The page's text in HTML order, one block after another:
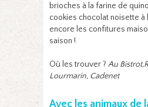
brioches à la farine de
cookies chocolat noisette à
encore les confitures
saison !
Où les trouver ? Au
Lourmarin, Cadenet
Avec les animaux de